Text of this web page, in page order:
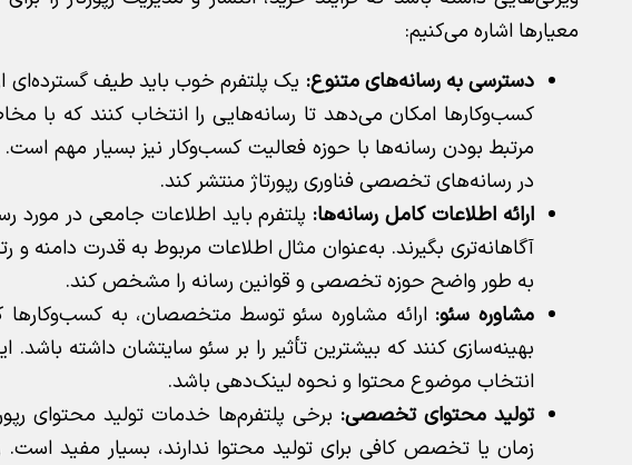
معیارها اشاره می‌کنیم:
دسترسی به رسانه‌های متنوع: یک پلتفرم خوب باید طیف گسترده‌ای
کسب‌وکارها امکان می‌دهد تا رسانه‌هایی را انتخاب کنند که با
مرتبط بودن رسانه‌ها با حوزه فعالیت کسب‌وکار نیز بسیار مهم
در رسانه‌های تخصصی فناوری رپورتاژ منتشر کند.
ارائه اطلاعات کامل رسانه‌ها: پلتفرم باید اطلاعات جامعی در مورد
آگاهانه‌تری بگیرند. به‌‌عنوان مثال اطلاعات مربوط به قدرت دامنه
به طور واضح حوزه تخصصی و قوانین رسانه را مشخص کند.
مشاوره سئو:ارائه مشاوره سئو توسط متخصصان، به کسب‌وکارها
بهینه‌سازی کنند که بیشترین تأثیر را بر سئو سایتشان داشته
انتخاب موضوع محتوا و نحوه لینک‌دهی باشد.
تولید محتوای تخصصی: برخی پلتفرم‌ها خدمات تولید محتوای
زمان یا تخصص کافی برای تولید محتوا ندارند، بسیار مفید است.